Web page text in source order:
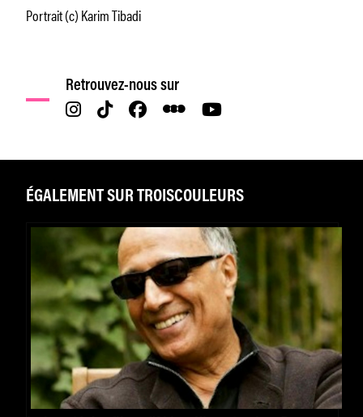
Portrait (c) Karim Tibadi
Retrouvez-nous sur
ÉGALEMENT SUR TROISCOULEURS